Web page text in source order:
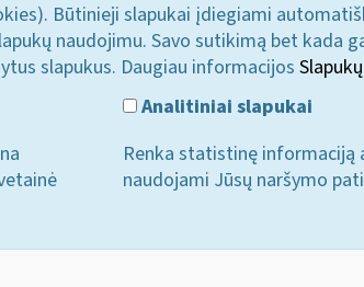
Būtinieji slapukai įdiegiami
naudojimu. Savo sutikimą bet kada
slapukus. Daugiau informacijos
Analitiniai slapukai
Renka statistinę informaciją
naudojami Jūsų naršymo